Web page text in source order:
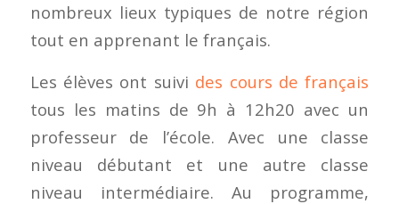
nombreux lieux typiques de notre région
tout en apprenant le français.
Les élèves ont suivi des cours de français
tous les matins de 9h à 12h20 avec un
professeur de l’école. Avec une classe
niveau débutant et une autre classe
niveau intermédiaire. Au programme,